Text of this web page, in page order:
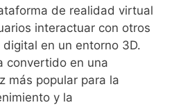
rÃ¡pido en EspaÃ±a 2026
ofrecen mejores tiempos
de usuario. AsÃ­ podrÃ¡s
informadas y evitar retrasos
de realidad virtual
interactuar con otros
en un entorno 3D.
convertido en una
más popular para la
y la